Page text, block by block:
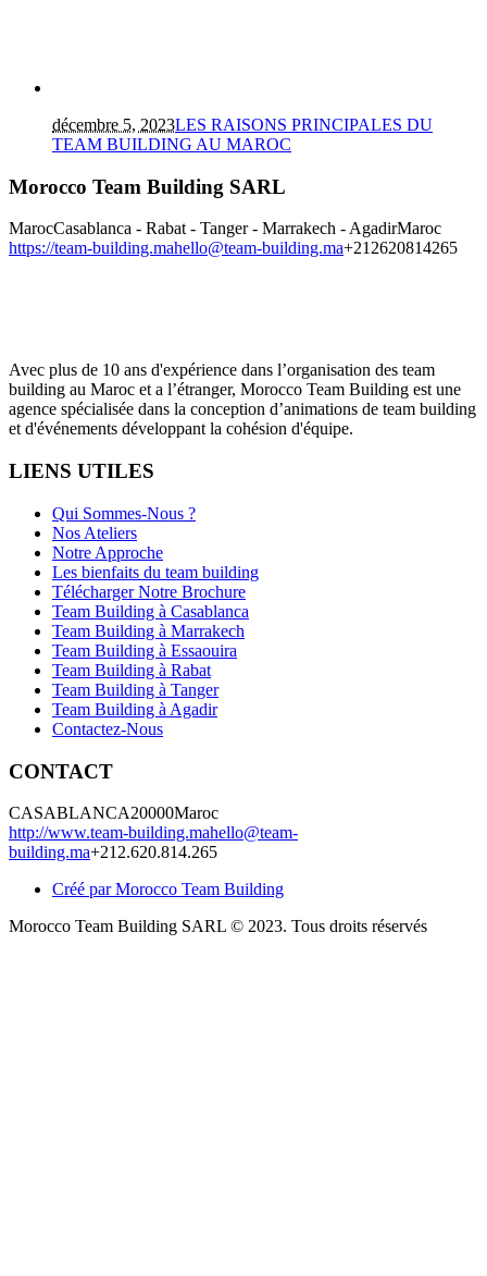
décembre 5, 2023LES RAISONS PRINCIPALES DU
TEAM BUILDING AU MAROC
Morocco Team Building SARL
MarocCasablanca - Rabat - Tanger - Marrakech - AgadirMaroc
https://team-building.mahello@team-building.ma+212620814265
Avec plus de 10 ans d'expérience dans l’organisation des team
building au Maroc et a l’étranger, Morocco Team Building est une
agence spécialisée dans la conception d’animations de team building
et d'événements développant la cohésion d'équipe.
LIENS UTILES
Qui Sommes-Nous ?
Nos Ateliers
Notre Approche
Les bienfaits du team building
Télécharger Notre Brochure
Team Building à Casablanca
Team Building à Marrakech
Team Building à Essaouira
Team Building à Rabat
Team Building à Tanger
Team Building à Agadir
Contactez-Nous
CONTACT
CASABLANCA20000Maroc
http://www.team-building.mahello@team-
building.ma+212.620.814.265
Créé par Morocco Team Building
Morocco Team Building SARL © 2023. Tous droits réservés